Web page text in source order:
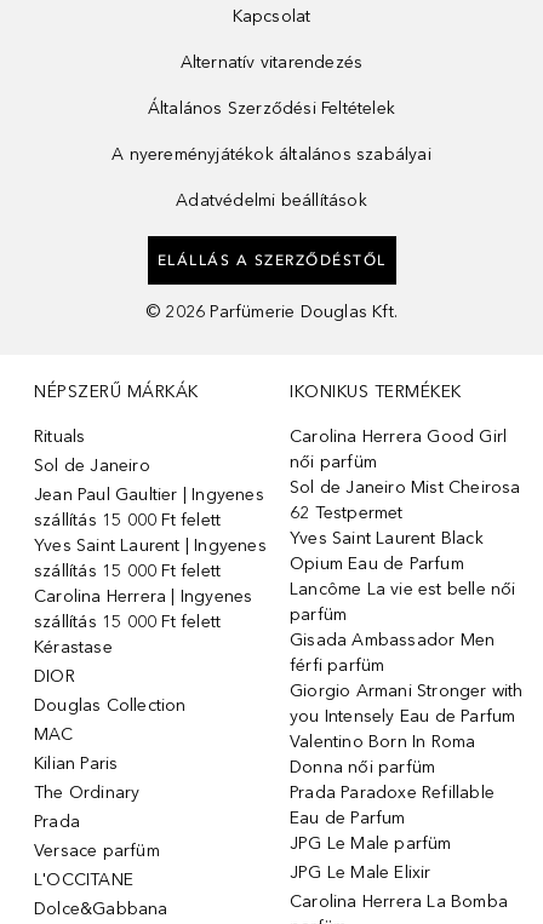
Kapcsolat
Alternatív vitarendezés
Általános Szerződési Feltételek
A nyereményjátékok általános szabályai
Adatvédelmi beállítások
ELÁLLÁS A SZERZŐDÉSTŐL
© 2026 Parfümerie Douglas Kft.
NÉPSZERŰ MÁRKÁK
Rituals
Sol de Janeiro
Jean Paul Gaultier | Ingyenes
szállítás 15 000 Ft felett
Yves Saint Laurent | Ingyenes
szállítás 15 000 Ft felett
Carolina Herrera | Ingyenes
szállítás 15 000 Ft felett
Kérastase
DIOR
Douglas Collection
MAC
Kilian Paris
The Ordinary
Prada
Versace parfüm
L'OCCITANE
Dolce&Gabbana
IKONIKUS TERMÉKEK
Carolina Herrera Good Girl
női parfüm
Sol de Janeiro Mist Cheirosa
62 Testpermet
Yves Saint Laurent Black
Opium Eau de Parfum
Lancôme La vie est belle női
parfüm
Gisada Ambassador Men
férfi parfüm
Giorgio Armani Stronger with
you Intensely Eau de Parfum
Valentino Born In Roma
Donna női parfüm
Prada Paradoxe Refillable
Eau de Parfum
JPG Le Male parfüm
JPG Le Male Elixir
Carolina Herrera La Bomba